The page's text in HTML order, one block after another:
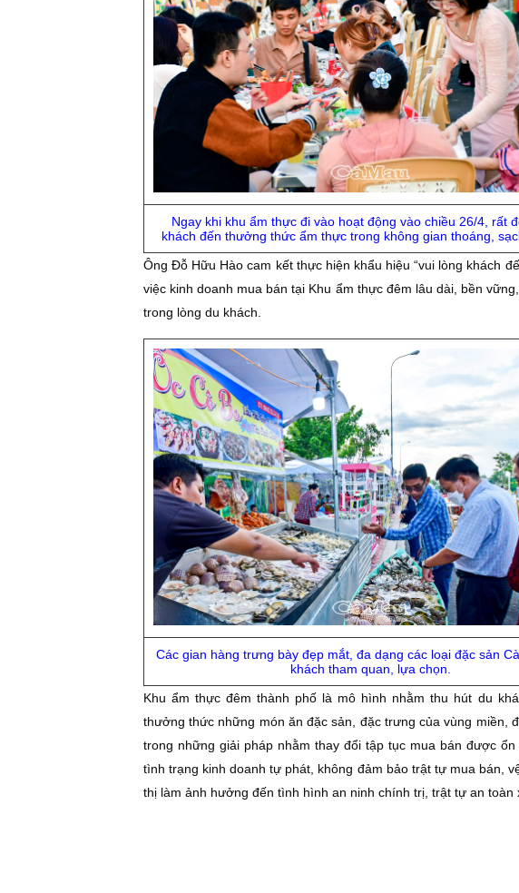
Ngay khi khu ẩm thực đi vào hoạt động vào chiều 26/4, rất
khách đến thưởng thức ẩm thực trong không gian thoáng,
Ông Đỗ Hữu Hào cam kết thực hiện khẩu hiệu “vui lòng khách
việc kinh doanh mua bán tại Khu ẩm thực đêm lâu dài, bền
trong lòng du khách.
Các gian hàng trưng bày đẹp mắt, đa dạng các loại đặc sản
khách tham quan, lựa chọn.
Khu ẩm thực đêm thành phố là mô hình nhằm thu hút du
thưởng thức những món ăn đặc sản, đặc trưng của vùng miền,
trong những giải pháp nhằm thay đổi tập tục mua bán được
tình trạng kinh doanh tự phát, không đảm bảo trật tự mua bán,
thị làm ảnh hưởng đến tình hình an ninh chính trị, trật tự an toàn